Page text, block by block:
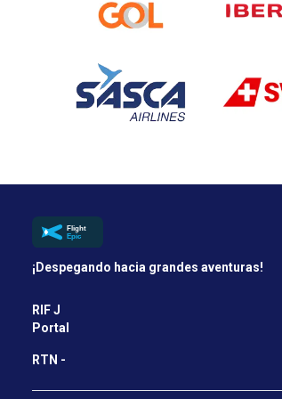
¡Despegando hacia grandes aventuras!
RIF J
Portal
RTN -